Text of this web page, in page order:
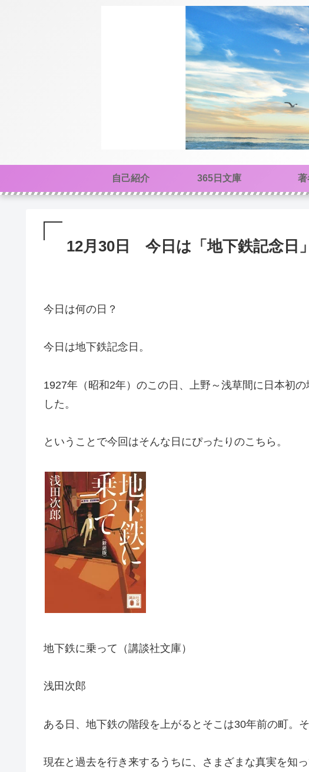
自己紹介 365日文庫 著
12月30日 今日は「地下鉄記念日
今日は何の日？
今日は地下鉄記念日。
1927年（昭和2年）のこの日、上野～浅草間に日本初
した。
ということで今回はそんな日にぴったりのこちら。
地下鉄に乗って（講談社文庫）
浅田次郎
ある日、地下鉄の階段を上がるとそこは30年前の町。
現在と過去を行き来するうちに、さまざまな真実を知